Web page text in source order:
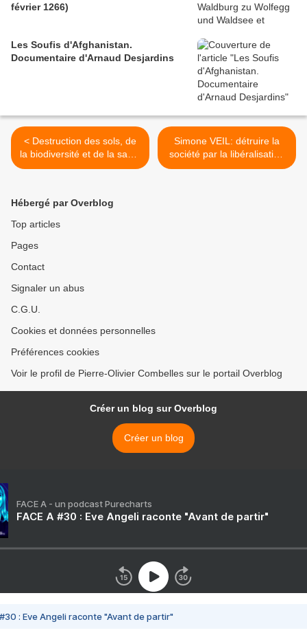
février 1266)
Les Soufis d'Afghanistan.
Documentaire d'Arnaud Desjardins
< Destruction des sols, de
la biodiversité et de la santé
humaine par l'agriculture
Simone VEIL: détruire la
société par la libéralisation
de l'avortement >
Hébergé par Overblog
Top articles
Pages
Contact
Signaler un abus
C.G.U.
Cookies et données personnelles
Préférences cookies
Voir le profil de Pierre-Olivier Combelles sur le portail Overblog
Créer un blog sur Overblog
Créer un blog
FACE A - un podcast Purecharts
FACE A #30 : Eve Angeli raconte "Avant de partir"
#30 : Eve Angeli raconte "Avant de partir"